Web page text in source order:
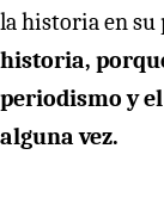
la historia en su
historia,
periodismo y
alguna vez.